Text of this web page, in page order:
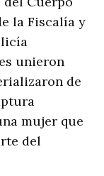
la Fiscalía y
unieron
de
mujer que
del